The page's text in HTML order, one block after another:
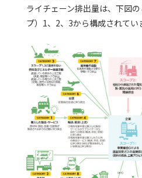
ライチェーン排出量は、下図
プ）1、2、3から構成されてい